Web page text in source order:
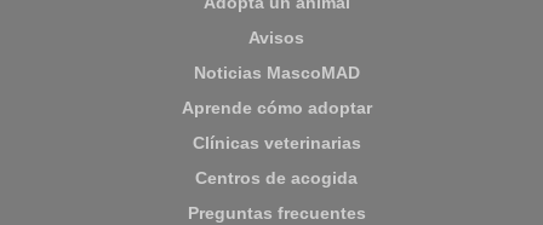
Avisos
Noticias MascoMAD
Aprende cómo adoptar
Clínicas veterinarias
Centros de acogida
Preguntas frecuentes